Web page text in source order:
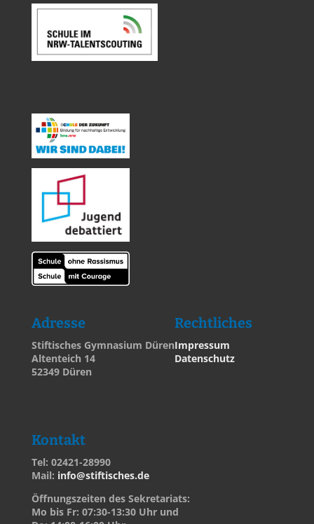
Adresse
Stiftisches Gymnasium Düren
Altenteich 14
52349 Düren
Rechtliches
Impressum
Datenschutz
Kontakt
Tel: 02421-28990
Mail: info@stiftisches.de
Öffnungszeiten des Sekretariats:
Mo bis Fr: 07:30-13:30 Uhr und